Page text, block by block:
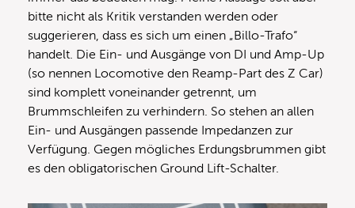
bitte nicht als Kritik verstanden werden oder
suggerieren, dass es sich um einen „Billo-Trafo“
handelt. Die Ein- und Ausgänge von DI und Amp-Up
(so nennen Locomotive den Reamp-Part des Z Car)
sind komplett voneinander getrennt, um
Brummschleifen zu verhindern. So stehen an allen
Ein- und Ausgängen passende Impedanzen zur
Verfügung. Gegen mögliches Erdungsbrummen gibt
es den obligatorischen Ground Lift-Schalter.